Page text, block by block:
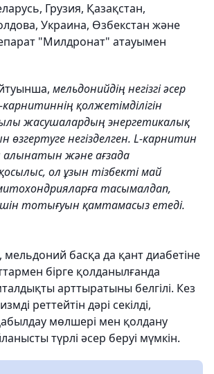
Грузия, Қазақстан,
Украина, Өзбекстан және
"Милдронат" атауымен
мельдонийдің негізгі әсер
қолжетімділігін
жасушалардың энергетикалық
өзгертуге негізделген. L-карнитин
және ағзада
ол ұзын тізбекті май
тасымалдап,
тотығуын қамтамасыз етеді.
басқа да қант диабетіне
бірге қолданылғанда
арттыратыны белгілі. Кез
реттейтін дәрі секілді,
мөлшері мен қолдану
түрлі әсер беруі мүмкін.